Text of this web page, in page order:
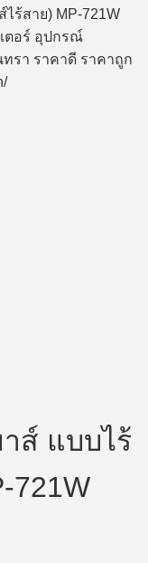
าส์ แบบไร้
721W